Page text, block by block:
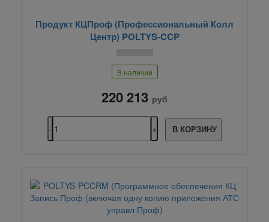
Продукт КЦПроф (Профессиональный Колл
Центр) POLTYS-CCP
В наличии
220 213 руб
В КОРЗИНУ